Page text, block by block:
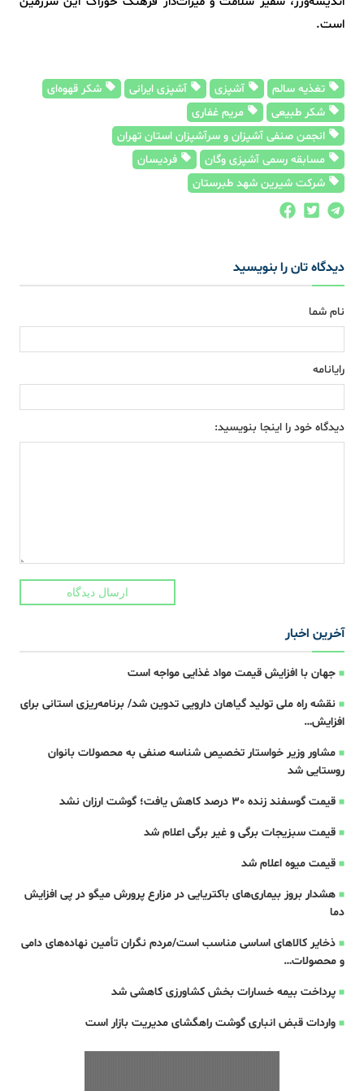
است.
تغذیه سالم آشپزی آشپزی ایرانی
شکر قهوه‌ای
شکر طبیعی
مریم غفاری
انجمن صنفی آشپزان و سرآشپزان استان تهران
مسابقه رسمی آشپزی وگان
فردیسان
شرکت شیرین شهد طبرستان
دیدگاه تان را بنویسید
نام شما
رایانامه
دیدگاه خود را اینجا بنویسید:
ارسال دیدگاه
آخرین اخبار
جهان با افزایش قیمت مواد غذایی مواجه است
نقشه راه ملی تولید گیاهان دارویی تدوین شد/ برنامه‌ریزی استانی برای
افزایش…
مشاور وزیر خواستار تخصیص شناسه صنفی به محصولات بانوان
روستایی شد
قیمت گوسفند زنده 30 درصد کاهش یافت؛ گوشت ارزان نشد
قیمت سبزیجات برگی و غیر برگی اعلام شد
قیمت میوه اعلام شد
هشدار بروز بیماری‌های باکتریایی در مزارع پرورش میگو در پی افزایش
دما
ذخایر کالاهای اساسی مناسب است/مردم نگران تأمین نهاده‌های دامی
و محصولات…
پرداخت بیمه خسارات بخش کشاورزی کاهشی شد
واردات قبض‌ انباری گوشت راهگشای مدیریت بازار است